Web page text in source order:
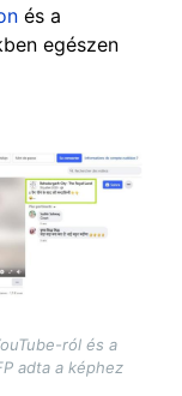
és a
egészen
ról és a
adta a képhez